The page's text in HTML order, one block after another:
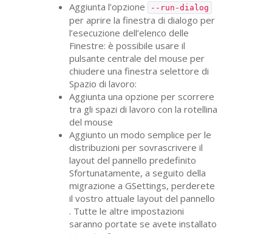
Aggiunta l’opzione
--run-dialog
per aprire la finestra di dialogo per
l’esecuzione dell’elenco delle
Finestre: è possibile usare il
pulsante centrale del mouse per
chiudere una finestra selettore di
Spazio di lavoro:
Aggiunta una opzione per scorrere
tra gli spazi di lavoro con la rotellina
del mouse
Aggiunto un modo semplice per le
distribuzioni per sovrascrivere il
layout del pannello predefinito
Sfortunatamente, a seguito della
migrazione a GSettings, perderete
il vostro attuale layout del pannello
. Tutte le altre impostazioni
saranno portate se avete installato